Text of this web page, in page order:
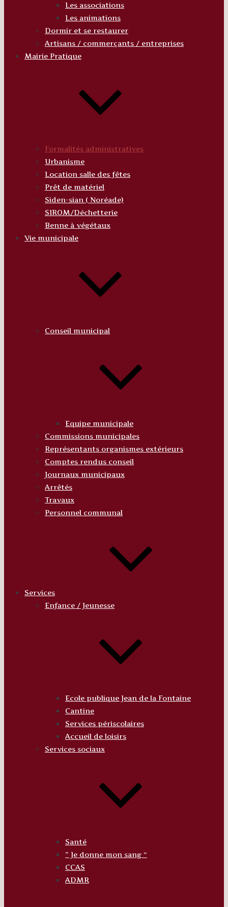
Les associations
Les animations
Dormir et se restaurer
Artisans / commerçants / entreprises
Mairie Pratique
Formalités administratives
Urbanisme
Location salle des fêtes
Prêt de matériel
Siden-sian ( Noréade)
SIROM/Déchetterie
Benne à végétaux
Vie municipale
Conseil municipal
Equipe municipale
Commissions municipales
Représentants organismes extérieurs
Comptes rendus conseil
Journaux municipaux
Arrêtés
Travaux
Personnel communal
Services
Enfance / Jeunesse
Ecole publique Jean de la Fontaine
Cantine
Services périscolaires
Accueil de loisirs
Services sociaux
Santé
” Je donne mon sang “
CCAS
ADMR